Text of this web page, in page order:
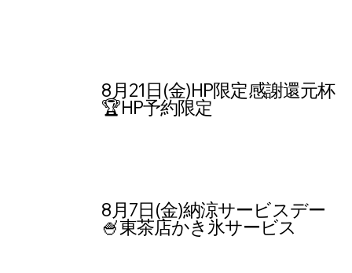
8月21日(金)HP限定感謝還元杯
🏆HP予約限定
8月7日(金)納涼サービスデー
🍧東茶店かき氷サービス